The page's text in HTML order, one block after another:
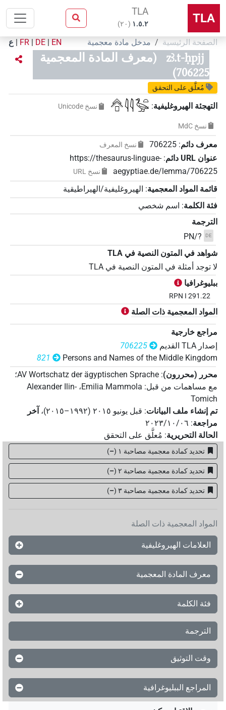
TLA
TLA
۱.٥.٢ (٢٠)
الصفحة الرئيسية مدخل مادة معجمية EN
|
DE
|
FR
| ع
zꜣ.t-ḥpjj
(معرف المادة المعجمية
706225)
مُعلَّق على التحقق
التهجئة الهيروغليفية:
𓐑𓊪𓇋𓇋𓅭𓏏 نسخ‏ ‏Unicode
نسخ‏ ‏MdC
معرف دائم:
706225 نسخ المعرف
عنوان‏ ‏URL‏ دائم :
https://thesaurus-linguae-
aegyptiae.de/lemma/706225
نسخ‏ ‏URL
قائمة المواد المعجمية: الهيروغليفية/الهيراطيقية
فئة الكلمة: اسم شخصي
الترجمة
DE
PN/?
شواهد في المتون النصية في ‏TLA
لا توجد أمثلة في المتون النصية في ‏TLA
ببليوغرافيا
RPN I 291.22
المواد المعجمية ذات الصلة
مراجع خارجية
إصدار‏ ‏TLA‏ القديم
706225
Persons and Names of the Middle Kingdom
821
محرر (محررون):
AV Wortschatz der ägyptischen Sprache؛
مع مساهمات من قبل:
Emilia Mammola،Alexander Ilin-
Tomich
تم إنشاء ملف البيانات: قبل يونيو ۲۰۱٥ (۱۹۹۲–۲۰۱٥) ، آخر
مراجعة: ٢٠٢٣/١٠/٠٦
الحالة التحريرية: مُعلَّق على التحقق
تحديد كمادة معجمية مصاحبة ١ –
)
تحديد كمادة معجمية مصاحبة ٢ –
)
تحديد كمادة معجمية مصاحبة ۳ –
)
المواد المعجمية ذات الصلة
العلامات الهيروغليفية
معرف المادة المعجمية
فئة الكلمة
الترجمة
وقت التوثيق
المراجع الببليوغرافية